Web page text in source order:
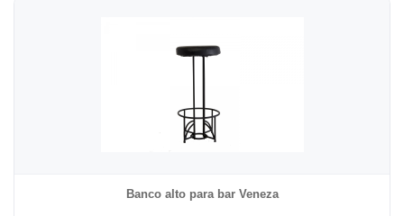
Banco alto para bar Veneza